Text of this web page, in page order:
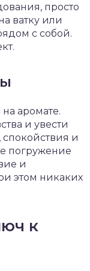
просто
ватку или
с собой.
на аромате.
и увести
и
погружение
и
этом никаких
к